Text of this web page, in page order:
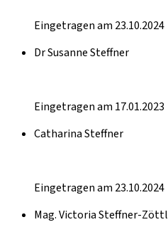
Eingetragen am 23.10.2024
Dr Susanne Steffner
Eingetragen am 17.01.2023
Catharina Steffner
Eingetragen am 23.10.2024
Mag. Victoria Steffner-Zöttl